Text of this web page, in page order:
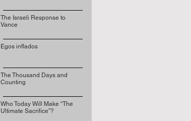
The Israeli Response to
Vance
Egos inflados
The Thousand Days and
Counting
Who Today Will Make “The
Ultimate Sacrifice”?